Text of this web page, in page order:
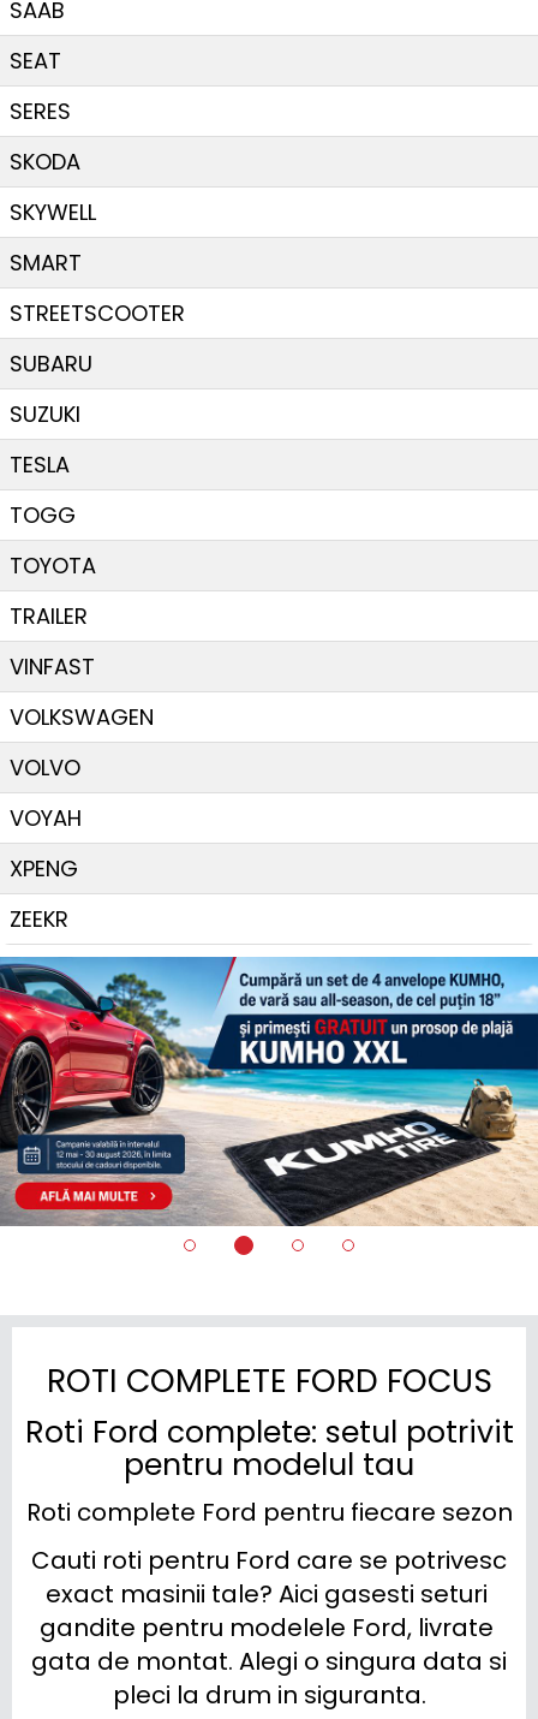
SAAB
SEAT
SERES
SKODA
SKYWELL
SMART
STREETSCOOTER
SUBARU
SUZUKI
TESLA
TOGG
TOYOTA
TRAILER
VINFAST
VOLKSWAGEN
VOLVO
VOYAH
XPENG
ZEEKR
ROTI COMPLETE FORD FOCUS
Roti Ford complete: setul potrivit
pentru modelul tau
Roti complete Ford pentru fiecare sezon
Cauti roti pentru Ford care se potrivesc
exact masinii tale? Aici gasesti seturi
gandite pentru modelele Ford, livrate
gata de montat. Alegi o singura data si
pleci la drum in siguranta.